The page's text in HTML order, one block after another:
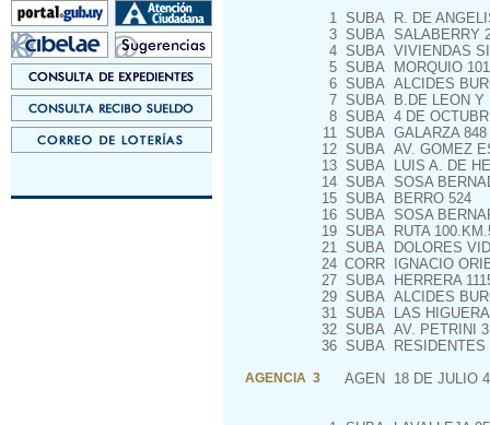
1 SUBA R. DE
3 SUBA SALABERRY
4 SUBA VIVIENDAS
5 SUBA MORQUIO
6 SUBA ALCIDES
7 SUBA B.DE LEON Y
8 SUBA 4 DE
11 SUBA GALARZA 848
12 SUBA AV. GOMEZ
13 SUBA LUIS A. DE
14 SUBA SOSA
15 SUBA BERRO 524
16 SUBA SOSA
19 SUBA RUTA
21 SUBA DOLORES
24 CORR IGNACIO
27 SUBA HERRERA
29 SUBA ALCIDES
31 SUBA LAS
32 SUBA AV. PETRINI
36 SUBA RESIDENTES
AGENCIA 3 AGEN 18 DE JULIO